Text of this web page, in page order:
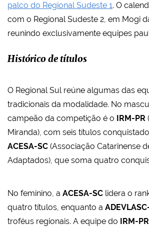
palco do Regional Sudeste 1. O
com o Regional Sudeste 2, em Mogi
reunindo exclusivamente equipes
Histórico de títulos
O Regional Sul reúne algumas das
tradicionais da modalidade. No
campeão da competição é o IRM-PR
Miranda), com seis títulos
ACESA-SC (Associação Catarinense
Adaptados), que soma quatro
No feminino, a ACESA-SC lidera o
quatro títulos, enquanto a
troféus regionais. A equipe do IRM-PR